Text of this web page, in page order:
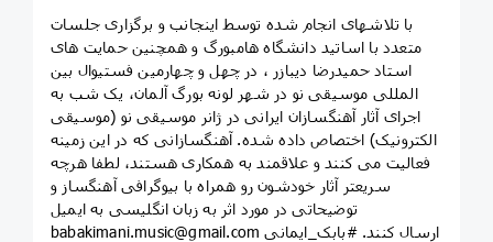
با تلاشهای انجام شده توسط اینجانب و برگزاری جلسات
متعدد با اساتید دانشگاه هامبورگ و همچنین حمایت های
استاد حمیدرضا دیبازر ، در چهل و چهارمین فستیوال بین
المللی موسیقی نو در شهر لونه بورگ آلمان، یک شب به
اجرای آثار آهنگسازان ایرانی در ژانر موسیقی نو (موسیقی
الکترونیک) اختصاص داده شده. آهنگسازانی که در این زمینه
فعالیت می کنند و علاقمند به همکاری هستند، لطفا هرچه
سریعتر آثار خودشون رو همراه با بیوگرافی آهنگساز و
توضیحاتی در مورد اثر به زبان انگلیسی به ایمیل
babakimani.music@gmail.com ارسال کنند. #بابک_ایمانی